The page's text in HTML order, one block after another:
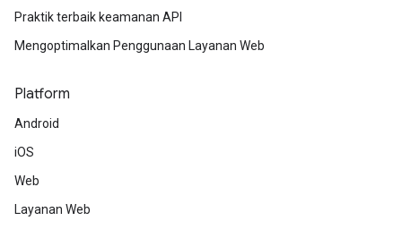
Praktik terbaik keamanan API
Mengoptimalkan Penggunaan Layanan Web
Platform
Android
iOS
Web
Layanan Web